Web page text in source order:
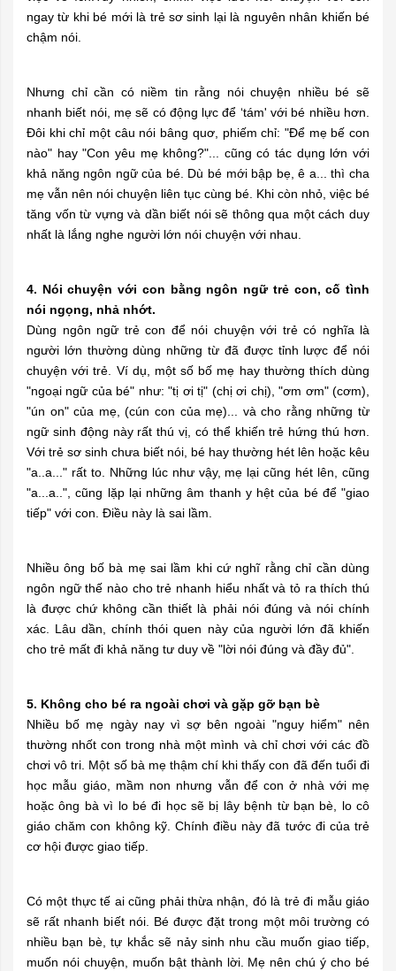
ngay từ khi bé mới là trẻ sơ sinh lại là nguyên nhân khiến bé
chậm nói.
Nhưng chỉ cần có niềm tin rằng nói chuyện nhiều bé sẽ
nhanh biết nói, mẹ sẽ có động lực để ‘tám' với bé nhiều hơn.
Đôi khi chỉ một câu nói bâng quơ, phiếm chỉ: "Để mẹ bế con
nào" hay "Con yêu mẹ không?"... cũng có tác dụng lớn với
khả năng ngôn ngữ của bé. Dù bé mới bập bẹ, ê a... thì cha
mẹ vẫn nên nói chuyện liên tục cùng bé. Khi còn nhỏ, việc bé
tăng vốn từ vựng và dần biết nói sẽ thông qua một cách duy
nhất là lắng nghe người lớn nói chuyện với nhau.
4. Nói chuyện với con bằng ngôn ngữ trẻ con, cố tình
nói ngọng, nhả nhớt.
Dùng ngôn ngữ trẻ con để nói chuyện với trẻ có nghĩa là
người lớn thường dùng những từ đã được tỉnh lược để nói
chuyện với trẻ. Ví dụ, một số bố mẹ hay thường thích dùng
"ngoại ngữ của bé" như: "tị ơi tị" (chị ơi chị), "ơm ơm" (cơm),
"ún on" của mẹ, (cún con của mẹ)... và cho rằng những từ
ngữ sinh động này rất thú vị, có thể khiến trẻ hứng thú hơn.
Với trẻ sơ sinh chưa biết nói, bé hay thường hét lên hoặc kêu
"a..a..." rất to. Những lúc như vậy, mẹ lại cũng hét lên, cũng
"a...a..", cũng lặp lại những âm thanh y hệt của bé để "giao
tiếp" với con. Điều này là sai lầm.
Nhiều ông bố bà mẹ sai lầm khi cứ nghĩ rằng chỉ cần dùng
ngôn ngữ thế nào cho trẻ nhanh hiểu nhất và tỏ ra thích thú
là được chứ không cần thiết là phải nói đúng và nói chính
xác. Lâu dần, chính thói quen này của người lớn đã khiến
cho trẻ mất đi khả năng tư duy về "lời nói đúng và đầy đủ".
5. Không cho bé ra ngoài chơi và gặp gỡ bạn bè
Nhiều bố mẹ ngày nay vì sợ bên ngoài "nguy hiểm" nên
thường nhốt con trong nhà một mình và chỉ chơi với các đồ
chơi vô tri. Một số bà mẹ thậm chí khi thấy con đã đến tuổi đi
học mẫu giáo, mầm non nhưng vẫn để con ở nhà với mẹ
hoặc ông bà vì lo bé đi học sẽ bị lây bệnh từ bạn bè, lo cô
giáo chăm con không kỹ. Chính điều này đã tước đi của trẻ
cơ hội được giao tiếp.
Có một thực tế ai cũng phải thừa nhận, đó là trẻ đi mẫu giáo
sẽ rất nhanh biết nói. Bé được đặt trong một môi trường có
nhiều bạn bè, tự khắc sẽ nảy sinh nhu cầu muốn giao tiếp,
muốn nói chuyện, muốn bật thành lời. Mẹ nên chú ý cho bé